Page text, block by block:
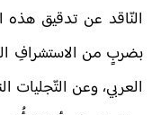
النّاقد عن تدقيق
بضربٍ من الاستشرافِ
العربي، وعن التّجليات